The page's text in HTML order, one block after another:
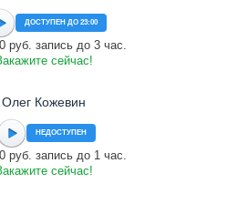
ДОСТУПЕН ДО 23:00
руб. запись до 3 час.
сейчас!
Олег Кожевин
НЕДОСТУПЕН
руб. запись до 1 час.
сейчас!